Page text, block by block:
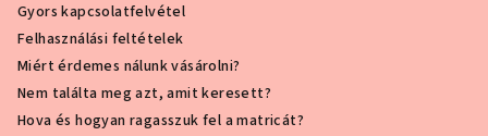
Gyors kapcsolatfelvétel
Felhasználási feltételek
Miért érdemes nálunk vásárolni?
Nem találta meg azt, amit keresett?
Hova és hogyan ragasszuk fel a matricát?